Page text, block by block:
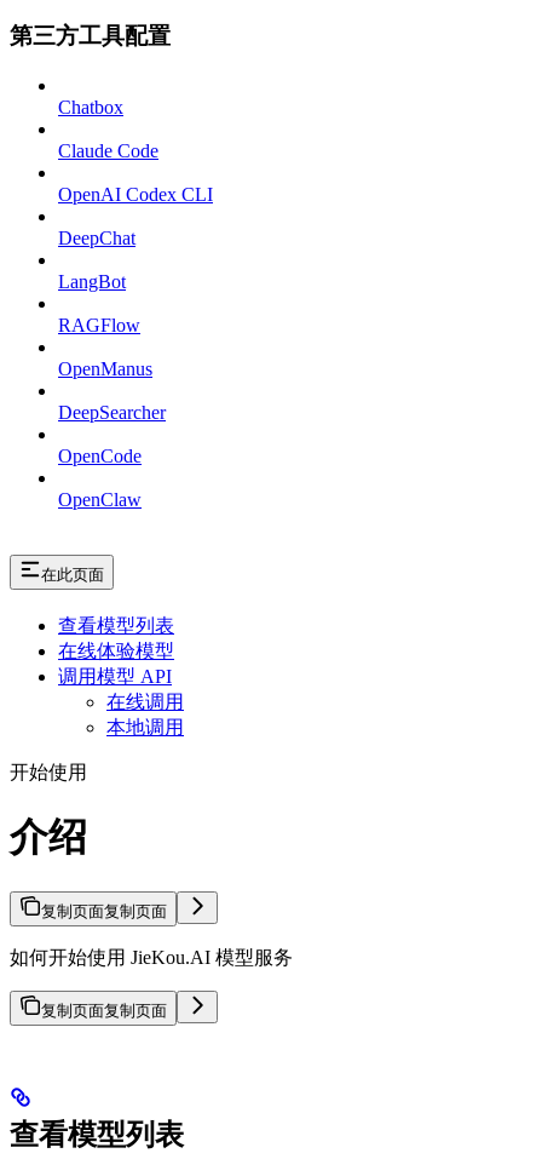
第三方工具配置
Chatbox
Claude Code
OpenAI Codex CLI
DeepChat
LangBot
RAGFlow
OpenManus
DeepSearcher
OpenCode
OpenClaw
在此页面
查看模型列表
在线体验模型
调用模型 API
在线调用
本地调用
开始使用
介绍
复制页面复制页面
如何开始使用 JieKou.AI 模型服务
复制页面复制页面
查看模型列表